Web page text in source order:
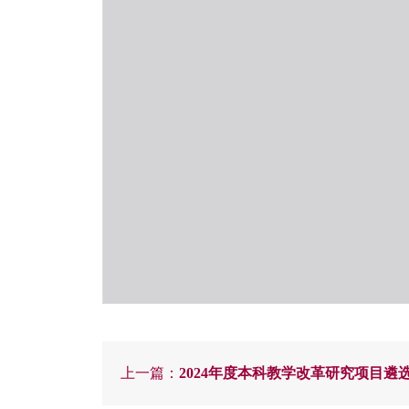
上一篇：2024年度本科教学改革研究项目遴